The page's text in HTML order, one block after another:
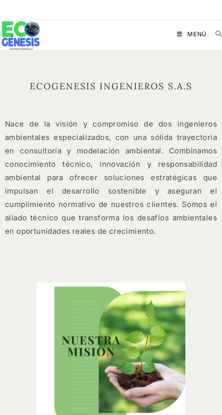
MENÚ
ECOGENESIS INGENIEROS S.A.S
Nace de la visión y compromiso de dos ingenieros
ambientales especializados, con una sólida trayectoria
en consultoría y modelación ambiental. Combinamos
conocimiento técnico, innovación y responsabilidad
ambiental para ofrecer soluciones estratégicas que
impulsan el desarrollo sostenible y aseguran el
cumplimiento normativo de nuestros clientes. Somos el
aliado técnico que transforma los desafíos ambientales
en oportunidades reales de crecimiento.